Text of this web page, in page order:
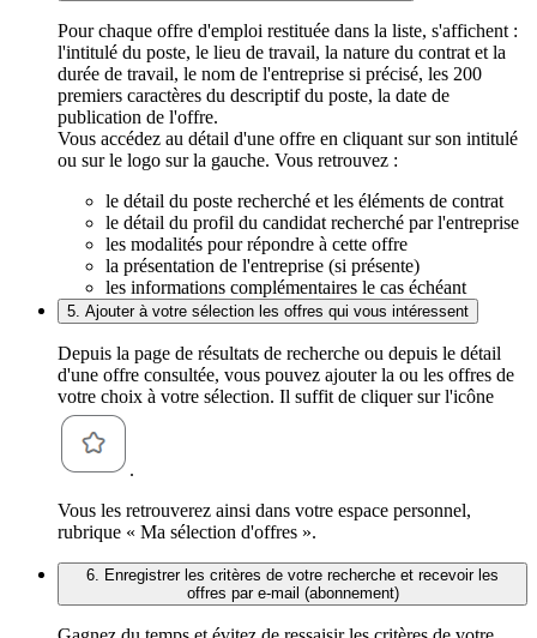
Pour chaque offre d'emploi restituée dans la liste, s'affichent :
l'intitulé du poste, le lieu de travail, la nature du contrat et la
durée de travail, le nom de l'entreprise si précisé, les 200
premiers caractères du descriptif du poste, la date de
publication de l'offre.
Vous accédez au détail d'une offre en cliquant sur son intitulé
ou sur le logo sur la gauche. Vous retrouvez :
le détail du poste recherché et les éléments de contrat
le détail du profil du candidat recherché par l'entreprise
les modalités pour répondre à cette offre
la présentation de l'entreprise (si présente)
les informations complémentaires le cas échéant
5. Ajouter à votre sélection les offres qui vous intéressent
Depuis la page de résultats de recherche ou depuis le détail
d'une offre consultée, vous pouvez ajouter la ou les offres de
votre choix à votre sélection. Il suffit de cliquer sur l'icône
.
Vous les retrouverez ainsi dans votre espace personnel,
rubrique « Ma sélection d'offres ».
6. Enregistrer les critères de votre recherche et recevoir les
offres par e-mail (abonnement)